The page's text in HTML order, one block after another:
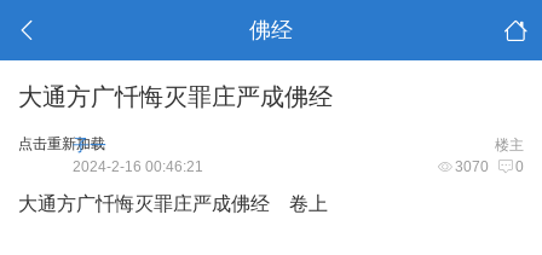
佛经
大通方广忏悔灭罪庄严成佛经
点击重新加载 楼主
子一
3070 0
2024-2-16 00:46:21
大通方广忏悔灭罪庄严成佛经 卷上